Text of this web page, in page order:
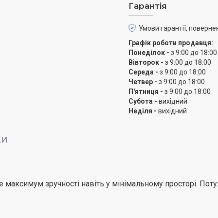
Надміцна сталь –
Для газової поверхні
високоякісною емаллю.
привабливою, стійкою
Чавунна решітка з
Міцна і довговічна
важкий посуд. До того
чи в посудомийній
адже просто та
Гарантія
Умови гарантії,
Графік роботи продавця:
Понеділок - з 9:00 до 18:00
Вівторок - з 9:00 до 18:00
Середа - з 9:00 до 18:00
Четвер - з 9:00 до 18:00
П'ятниця - з 9:00 до 18:00
Субота - вихідний
Неділя - вихідний
максимум зручності навіть у мінімальному просторі.